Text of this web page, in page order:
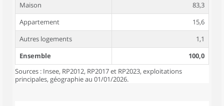
Maison
83,3
Appartement
15,6
Autres logements
1,1
Ensemble
100,0
Sources : Insee, RP2012, RP2017 et RP2023, exploitations
principales, géographie au 01/01/2026.